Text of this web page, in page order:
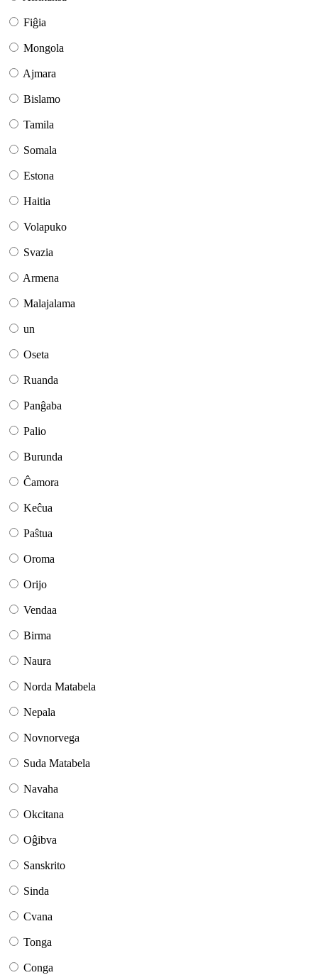
Fiĝia
Mongola
Ajmara
Bislamo
Tamila
Somala
Estona
Haitia
Volapuko
Svazia
Armena
Malajalama
un
Oseta
Ruanda
Panĝaba
Palio
Burunda
Ĉamora
Keĉua
Paŝtua
Oroma
Orijo
Vendaa
Birma
Naura
Norda Matabela
Nepala
Novnorvega
Suda Matabela
Navaha
Okcitana
Oĝibva
Sanskrito
Sinda
Cvana
Tonga
Conga